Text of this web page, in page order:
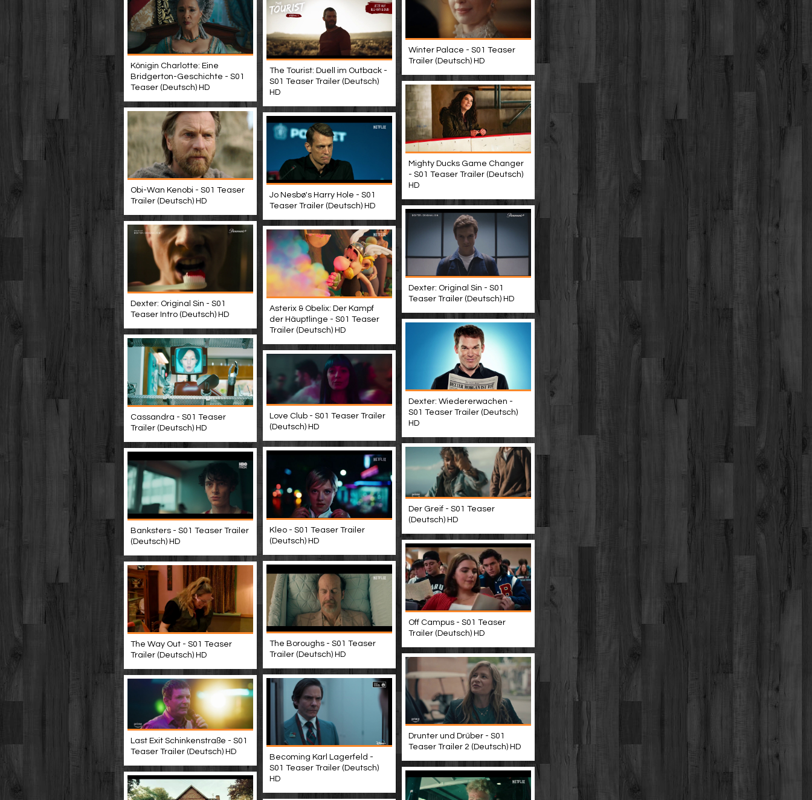
Winter Palace - S01 Teaser
Trailer (Deutsch) HD
Königin Charlotte: Eine
Bridgerton-Geschichte - S01
Teaser (Deutsch) HD
The Tourist: Duell im Outback -
S01 Teaser Trailer (Deutsch)
HD
Mighty Ducks Game Changer
- S01 Teaser Trailer (Deutsch)
HD
Obi-Wan Kenobi - S01 Teaser
Trailer (Deutsch) HD
Jo Nesbø's Harry Hole - S01
Teaser Trailer (Deutsch) HD
Dexter: Original Sin - S01
Teaser Trailer (Deutsch) HD
Dexter: Original Sin - S01
Teaser Intro (Deutsch) HD
Asterix & Obelix: Der Kampf
der Häuptlinge - S01 Teaser
Trailer (Deutsch) HD
Dexter: Wiedererwachen -
S01 Teaser Trailer (Deutsch)
HD
Cassandra - S01 Teaser
Trailer (Deutsch) HD
Love Club - S01 Teaser Trailer
(Deutsch) HD
Der Greif - S01 Teaser
(Deutsch) HD
Kleo - S01 Teaser Trailer
(Deutsch) HD
Banksters - S01 Teaser Trailer
(Deutsch) HD
Off Campus - S01 Teaser
Trailer (Deutsch) HD
The Boroughs - S01 Teaser
Trailer (Deutsch) HD
The Way Out - S01 Teaser
Trailer (Deutsch) HD
Drunter und Drüber - S01
Teaser Trailer 2 (Deutsch) HD
Becoming Karl Lagerfeld -
S01 Teaser Trailer (Deutsch)
HD
Last Exit Schinkenstraße - S01
Teaser Trailer (Deutsch) HD